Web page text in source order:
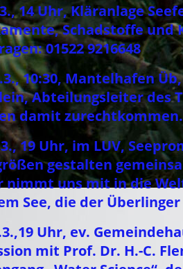
14 Uhr, Kläranlage
Schadstoffe
01522 9216648
10:30, Mantelhafen
Abteilungsleiter des
damit zurechtkommen.
19 Uhr, im LUV,
gestalten
nimmt uns mit in die
See, die der
Uhr, ev.
mit Prof. Dr. H.-C.